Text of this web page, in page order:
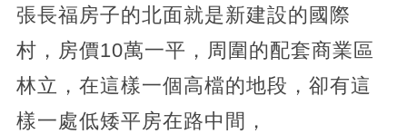
張長福房子的北面就是新建設的國際
村，房價10萬一平，周圍的配套商業區
林立，在這樣一個高檔的地段，卻有這
樣一處低矮平房在路中間，